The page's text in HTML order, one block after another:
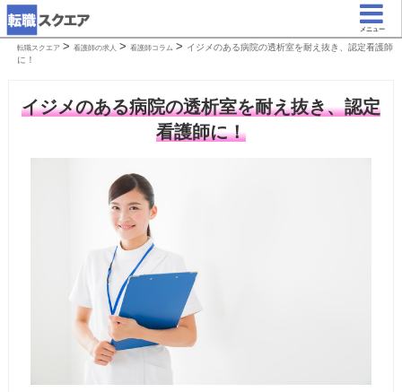
メニュー
転職スクエア > 看護師の求人 > 看護師コラム > イジメのある病院の透析室を耐え抜き、認定看護師
に！
イジメのある病院の透析室を耐え抜き、認定
看護師に！